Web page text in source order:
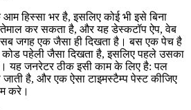
हिस्सा भर है, इसलिए कोई भी इसे बिना
कर सकता है, और यह डेस्कटॉप ऐप, वेब
जगह एक जैसा ही दिखता है। बस एक पेच है
पहेली जैसा दिखता है, इसलिए पहले उसका
यह जनरेटर ठीक इसी काम के लिए है: पल
है, और एक ऐसा टाइमस्टैम्प पेस्ट कीजिए
करे।